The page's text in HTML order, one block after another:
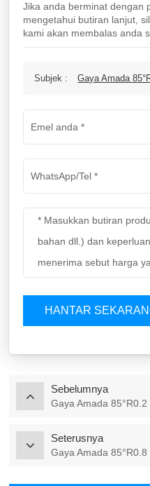
Jika anda berminat dengan
mengetahui butiran lanjut,
kami akan membalas anda
Subjek : Gaya Amada
HANTAR
Sebelumnya
Gaya Amada 85°R0.2
Seterusnya
Gaya Amada 85°R0.8